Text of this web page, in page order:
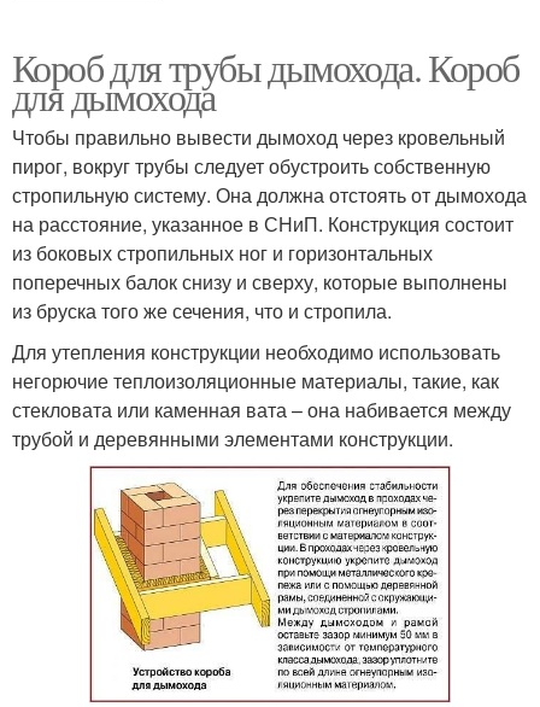
Короб для трубы дымохода. Короб
для дымохода
Чтобы правильно вывести дымоход через кровельный
пирог, вокруг трубы следует обустроить собственную
стропильную систему. Она должна отстоять от дымохода
на расстояние, указанное в СНиП. Конструкция состоит
из боковых стропильных ног и горизонтальных
поперечных балок снизу и сверху, которые выполнены
из бруска того же сечения, что и стропила.
Для утепления конструкции необходимо использовать
негорючие теплоизоляционные материалы, такие, как
стекловата или каменная вата – она набивается между
трубой и деревянными элементами конструкции.